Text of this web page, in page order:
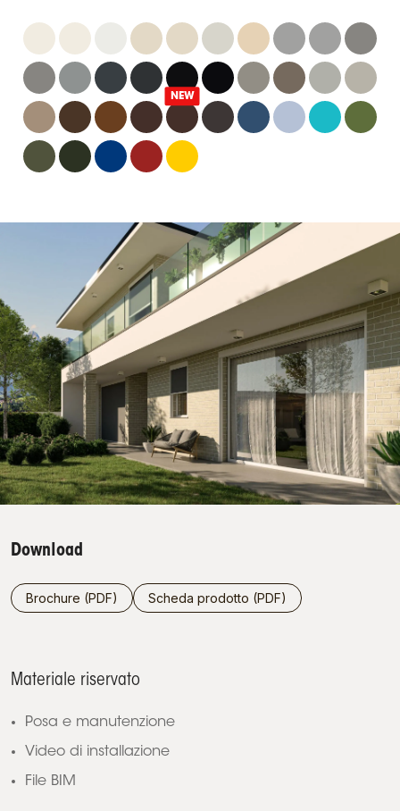
Download
Brochure (PDF) Scheda prodotto (PDF)
Materiale riservato
Posa e manutenzione
Video di installazione
File BIM